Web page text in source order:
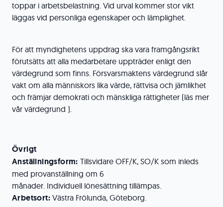
toppar i arbetsbelastning. Vid urval kommer stor vikt
läggas vid personliga egenskaper och lämplighet.
För att myndighetens uppdrag ska vara framgångsrikt
förutsätts att alla medarbetare uppträder enligt den
värdegrund som finns. Försvarsmaktens värdegrund slår
vakt om alla människors lika värde, rättvisa och jämlikhet
och främjar demokrati och mänskliga rättigheter (läs mer
vår värdegrund ).
Övrigt
Anställningsform: Tillsvidare OFF/K, SO/K som inleds
med provanställning om 6
månader. Individuell lönesättning tillämpas.
Arbetsort: Västra Frölunda, Göteborg.